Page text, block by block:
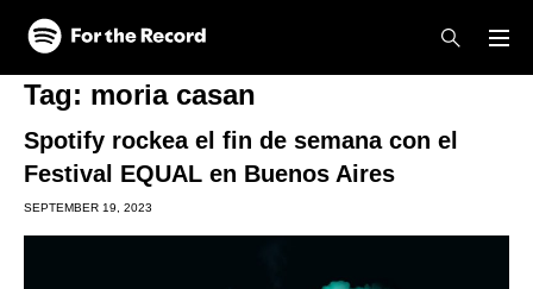
Skip to main content
Skip to footer
Tag: moria casan
Spotify rockea el fin de semana con el
Festival EQUAL en Buenos Aires
SEPTEMBER 19, 2023